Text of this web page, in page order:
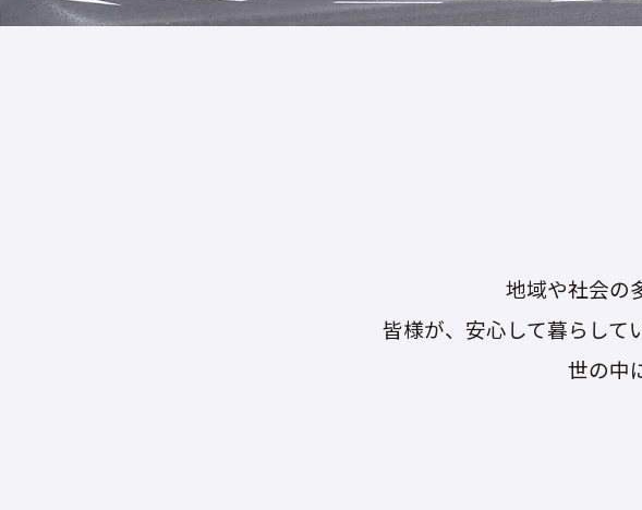
地域や社会の
皆様が、安心して暮らして
世の中